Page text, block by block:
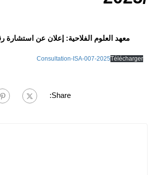
معهد العلوم الفلاحية: إعلان عن استشارة رقم 007 /
Consultation-ISA-007-2025Télécharger
Share: